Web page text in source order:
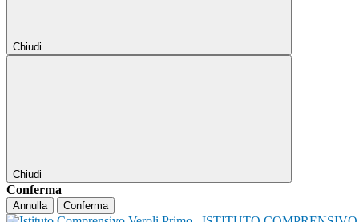
Chiudi
Chiudi
Conferma
Annulla Conferma